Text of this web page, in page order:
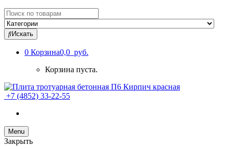
Search
for:
Искать
0 Корзина0,0 руб.
Корзина пуста.
+7 (4852) 33-22-55
Menu
Закрыть